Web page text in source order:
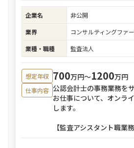
企業名
非公開
業界
コンサルティングファ
業種・職種
監査法人
想定年収 700万円〜1200万円
仕事内容 公認会計士の事務業務を
お仕事について、オンラ
します。
【監査アシスタント職業務